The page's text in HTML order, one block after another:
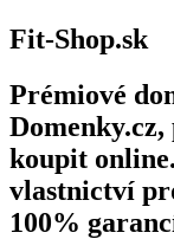
Fit-Shop.sk
Prémiové
koupit
vlastnictví
100%